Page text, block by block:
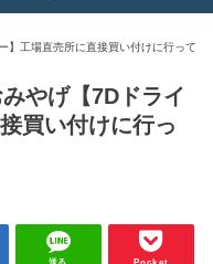
】工場直売所に直接買い付けに行って
やげ【7Dドライ
買い付けに行っ
送る Pocket